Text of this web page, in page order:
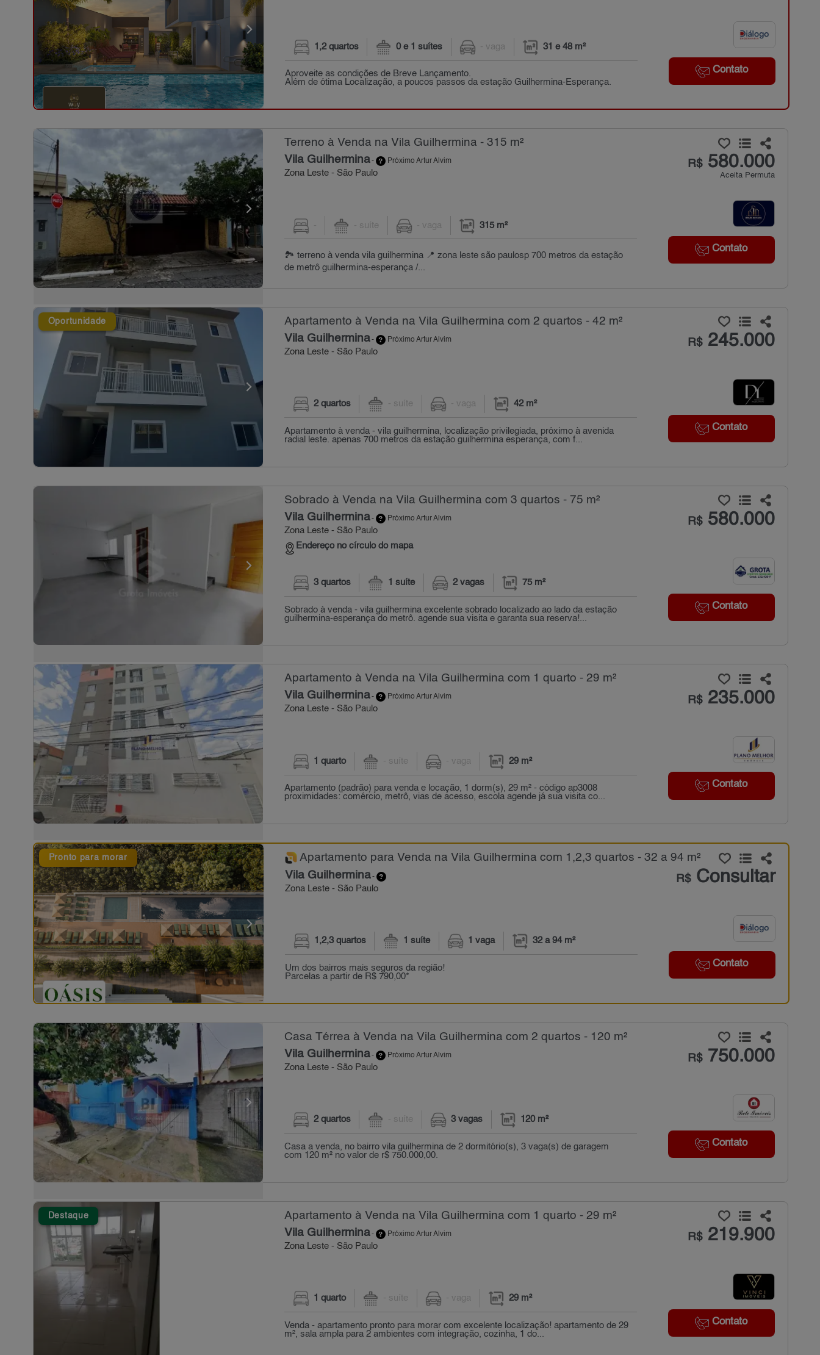
Contato
1,2 quartos 0 e 1 suítes - vaga 31 e 48 m²
Aproveite as condições de Breve Lançamento.
Além de ótima Localização, a poucos passos da estação Guilhermina-Esperança.
Terreno à Venda na Vila Guilhermina - 315 m²
Vila Guilhermina- Próximo Artur Alvim
Zona Leste - São Paulo
R$580.000
Aceita Permuta
Contato
- - suíte - vaga 315 m²
🏞 terreno à venda vila guilhermina 📍 zona leste são paulosp 700 metros da estação
de metrô guilhermina-esperança /...
Oportunidade Apartamento à Venda na Vila Guilhermina com 2 quartos - 42 m²
Vila Guilhermina- Próximo Artur Alvim
Zona Leste - São Paulo
R$245.000
Contato
2 quartos - suíte - vaga 42 m²
Apartamento à venda - vila guilhermina, localização privilegiada, próximo à avenida
radial leste. apenas 700 metros da estação guilhermina esperança, com f...
Sobrado à Venda na Vila Guilhermina com 3 quartos - 75 m²
Vila Guilhermina- Próximo Artur Alvim
Zona Leste - São Paulo
Endereço no círculo do mapa
R$580.000
Contato
3 quartos 1 suíte 2 vagas 75 m²
Sobrado à venda - vila guilhermina excelente sobrado localizado ao lado da estação
guilhermina-esperança do metrô. agende sua visita e garanta sua reserva!...
Apartamento à Venda na Vila Guilhermina com 1 quarto - 29 m²
Vila Guilhermina- Próximo Artur Alvim
Zona Leste - São Paulo
R$235.000
Contato
1 quarto - suíte - vaga 29 m²
Apartamento (padrão) para venda e locação, 1 dorm(s), 29 m² - código ap3008
proximidades: comércio, metrô, vias de acesso, escola agende já sua visita co...
Pronto para morar Apartamento para Venda na Vila Guilhermina com 1,2,3 quartos - 32 a 94 m²
Vila Guilhermina-
Zona Leste - São Paulo
R$Consultar
Contato
1,2,3 quartos 1 suíte 1 vaga 32 a 94 m²
Um dos bairros mais seguros da região!
Parcelas a partir de R$ 790,00*
Casa Térrea à Venda na Vila Guilhermina com 2 quartos - 120 m²
Vila Guilhermina- Próximo Artur Alvim
Zona Leste - São Paulo
R$750.000
Contato
2 quartos - suíte 3 vagas 120 m²
Casa a venda, no bairro vila guilhermina de 2 dormitório(s), 3 vaga(s) de garagem
com 120 m² no valor de r$ 750.000,00.
Destaque Apartamento à Venda na Vila Guilhermina com 1 quarto - 29 m²
Vila Guilhermina- Próximo Artur Alvim
Zona Leste - São Paulo
R$219.900
Contato
1 quarto - suíte - vaga 29 m²
Venda - apartamento pronto para morar com excelente localização! apartamento de 29
m², sala ampla para 2 ambientes com integração, cozinha, 1 do...